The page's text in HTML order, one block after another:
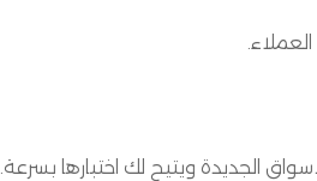
الجديدة ويتيح لك اختبارها بسرعة.